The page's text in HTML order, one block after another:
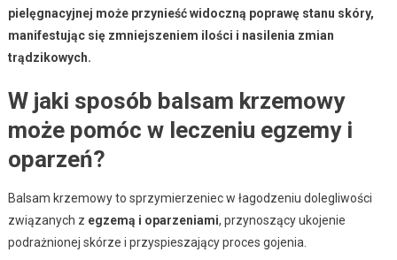
pielęgnacyjnej może przynieść widoczną poprawę stanu skóry,
manifestując się zmniejszeniem ilości i nasilenia zmian
trądzikowych.
W jaki sposób balsam krzemowy
może pomóc w leczeniu egzemy i
oparzeń?
Balsam krzemowy to sprzymierzeniec w łagodzeniu dolegliwości
związanych z egzemą i oparzeniami, przynoszący ukojenie
podrażnionej skórze i przyspieszający proces gojenia.